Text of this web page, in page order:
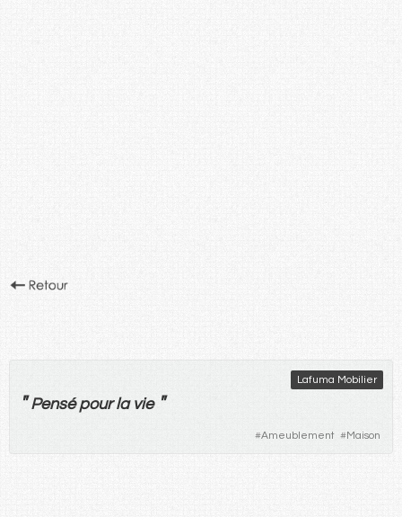
Lafuma Mobilier
" Pensé pour la vie "
#Ameublement #Maison